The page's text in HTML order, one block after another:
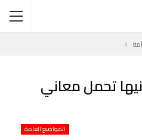
تحمل معاني
المواضيع العامة